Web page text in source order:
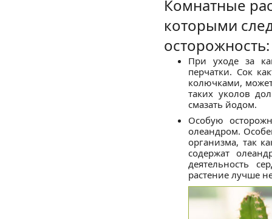
Комнатные
которыми
осторожность:
При уходе за
перчатки. Сок
колючками,
таких уколов
смазать йодом.
Особую
олеандром.
организма, так
содержат
деятельность
растение лучше